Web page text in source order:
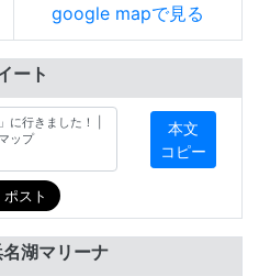
google mapで見る
ート
本文
コピー
湖マリーナ